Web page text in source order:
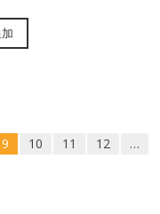
9 10 11 12
…